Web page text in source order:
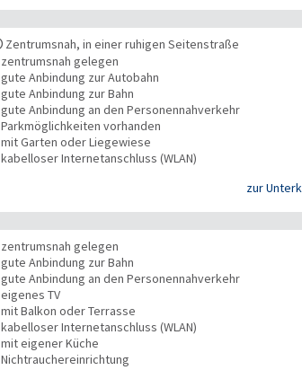
Zentrumsnah, in einer ruhigen Seitenstraße
zentrumsnah gelegen
gute Anbindung zur Autobahn
gute Anbindung zur Bahn
gute Anbindung an den Personennahverkehr
Parkmöglichkeiten vorhanden
mit Garten oder Liegewiese
kabelloser Internetanschluss (WLAN)
zur
zentrumsnah gelegen
gute Anbindung zur Bahn
gute Anbindung an den Personennahverkehr
eigenes TV
mit Balkon oder Terrasse
kabelloser Internetanschluss (WLAN)
mit eigener Küche
Nichtrauchereinrichtung